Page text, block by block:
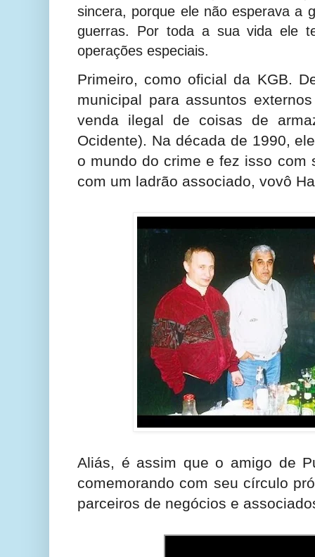
sincera, porque ele não esperava a
guerras. Por toda a sua vida ele
operações especiais.
Primeiro, como oficial da KGB.
municipal para assuntos
venda ilegal de coisas de
Ocidente). Na década de 1990,
o mundo do crime e fez isso com
com um ladrão associado, vovô
Aliás, é assim que o amigo de
comemorando com seu círculo
parceiros de negócios e